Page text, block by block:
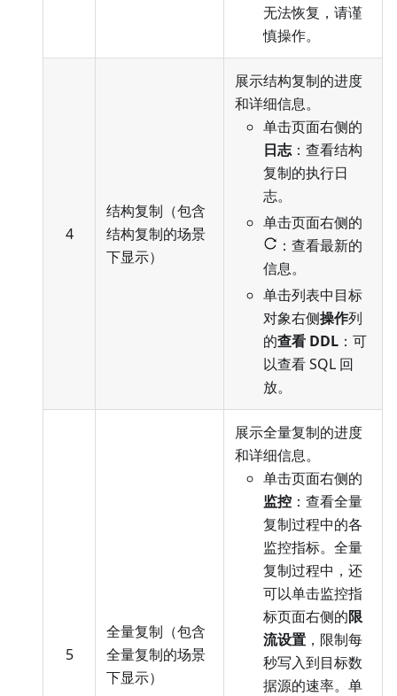
无法恢复，请谨
慎操作。
4
结构复制（包含
结构复制的场景
下显示）
展示结构复制的进度
和详细信息。
单击页面右侧的
日志：查看结构
复制的执行日
志。
单击页面右侧的
：查看最新的
信息。
单击列表中目标
对象右侧操作列
的查看 DDL ：可
以查看 SQL 回
放。
5
全量复制（包含
全量复制的场景
下显示）
展示全量复制的进度
和详细信息。
单击页面右侧的
监控 ：查看全量
复制过程中的各
监控指标。全量
复制过程中，还
可以单击监控指
标页面右侧的限
流设置 ，限制每
秒写入到目标数
据源的速率。单